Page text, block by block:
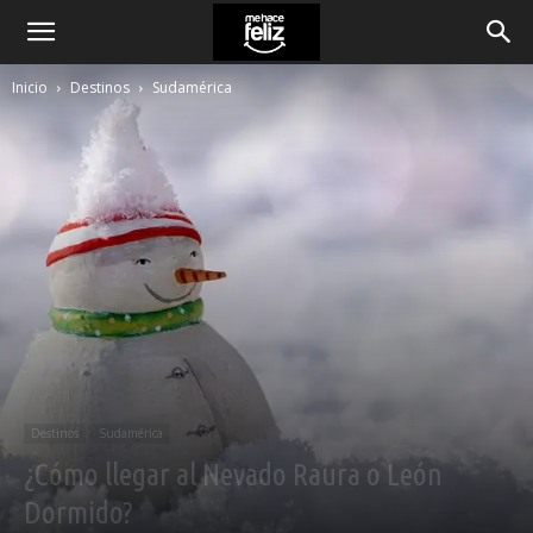
Inicio Destinos Sudamérica
Destinos Sudamérica
¿Cómo llegar al Nevado Raura o León
Dormido?